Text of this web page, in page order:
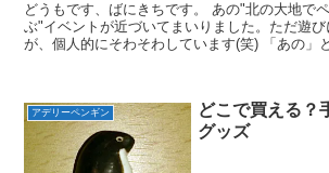
どうもです、ばにきちです。 あの"北の大地で
ぶ"イベントが近づいてまいりました。ただ遊
が、個人的にそわそわしています(笑) 「あの」
アデリーペンギン
どこで買える？
グッズ